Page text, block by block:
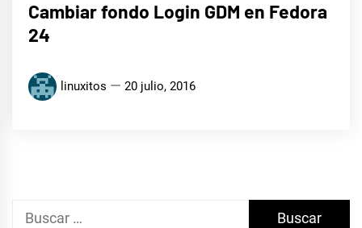
Cambiar fondo Login GDM en Fedora
24
linuxitos 20 julio, 2016
Buscar: